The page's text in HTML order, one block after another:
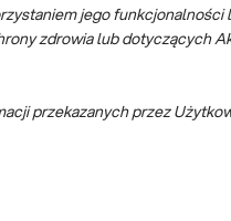
jego funkcjonalności
zdrowia lub dotyczących
przekazanych przez